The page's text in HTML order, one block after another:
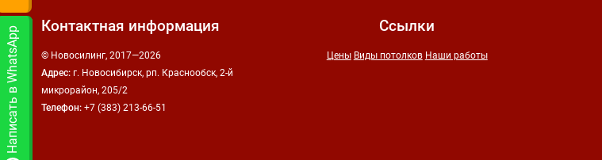
Контактная информация
© Новосилинг, 2017—2026
Адрес: г. Новосибирск, рп. Краснообск, 2-й
микрорайон, 205/2
Телефон: +7 (383) 213-66-51
Ссылки
Цены Виды потолков Наши работы
Написать в WhatsApp